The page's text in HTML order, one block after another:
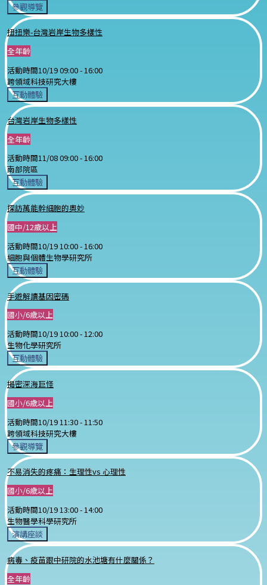
參觀導覽
扭扭樂-台灣岩岸生物多樣性
全年齡
活動時間10/19 09:00 -16:00
跨領域科技研究大樓
互動體驗
台灣岩岸生物多樣性
全年齡
活動時間11/08 09:00 -16:00
南部院區
互動體驗
探訪萬能幹細胞的奧妙
國中/12歲以上
活動時間10/19 10:00 - 16:00
細胞與個體生物學研究所
互動體驗
手遊解讀基因密碼
國小/6歲以上
活動時間10/19 10:00 -12:00
生物化學研究所
互動體驗
揭密深海巨怪
國小/6歲以上
活動時間10/19 11:30 - 11:50
跨領域科技研究大樓
參觀導覽
不易消失的疼痛：生理性vs 心理性
國小/6歲以上
活動時間10/19 13:00 -14:00
生物醫學科學研究所
演講座談
病毒、疫苗跟中研院的水池塘有什麼關係？
全年齡